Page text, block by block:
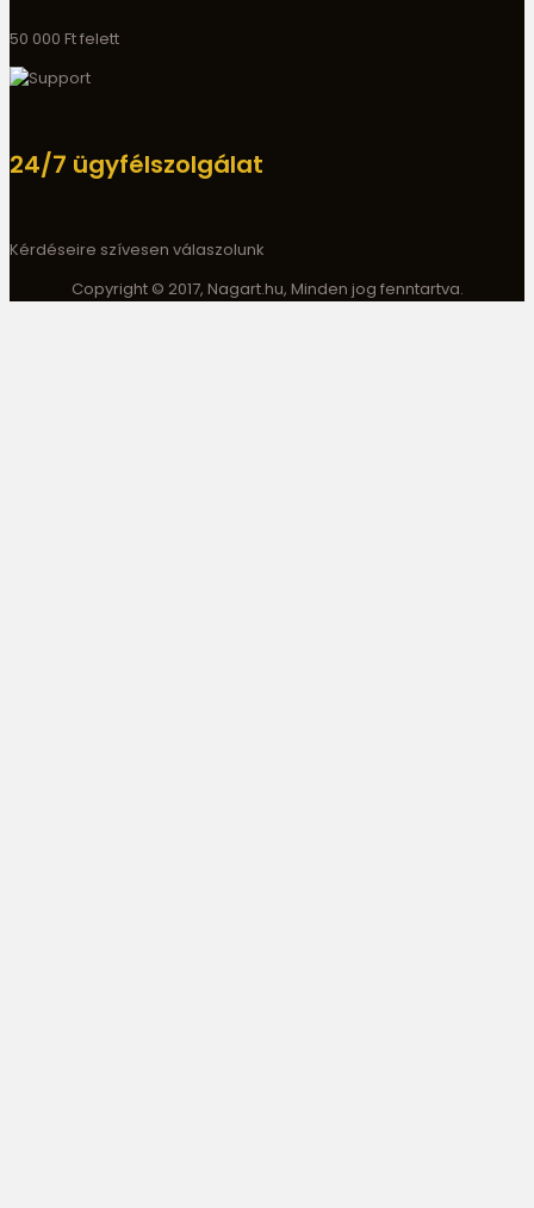
50 000 Ft felett
24/7 ügyfélszolgálat
Kérdéseire szívesen válaszolunk
Copyright © 2017, Nagart.hu, Minden jog fenntartva.